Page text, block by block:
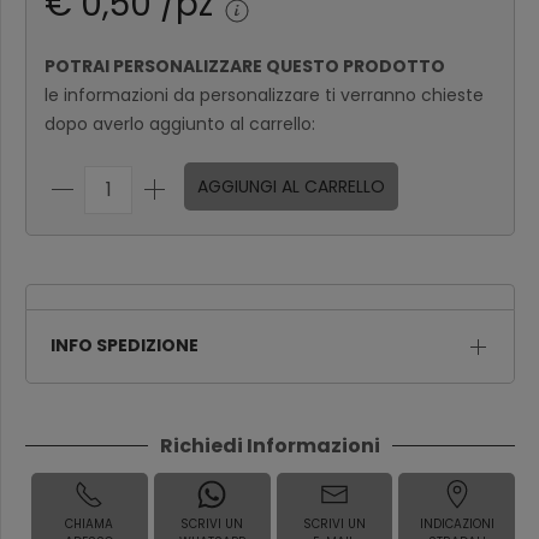
POTRAI PERSONALIZZARE QUESTO PRODOTTO
le informazioni da personalizzare ti verranno chieste
dopo averlo aggiunto al carrello:
AGGIUNGI AL CARRELLO
INFO SPEDIZIONE
Richiedi Informazioni
CHIAMA
SCRIVI UN
SCRIVI UN
INDICAZIONI